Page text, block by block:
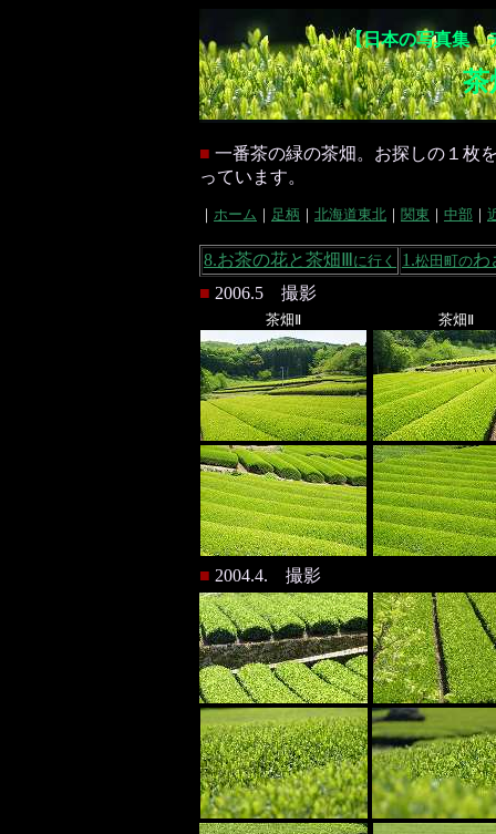
【日本の写真集
茶
■ 一番茶の緑の茶畑。お探しの１枚
っています。
｜ ホーム ｜ 足柄 ｜ 北海道東北 ｜ 関東 ｜ 中部 ｜
8.お茶の花と茶畑Ⅲ に行く 1.松田町のわ
■ 2006.5 撮影
茶畑Ⅱ 茶畑Ⅱ
■ 2004.4. 撮影